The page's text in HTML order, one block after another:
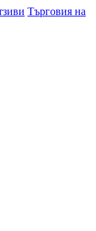
Търговия на